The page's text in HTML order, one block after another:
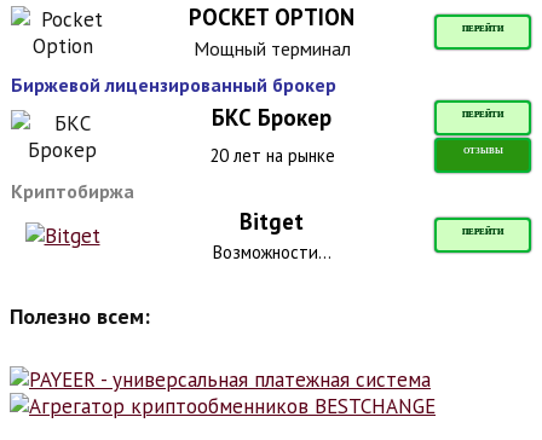
POCKET OPTION ПЕРЕЙТИ
Мощный терминал
Биржевой лицензированный брокер
БКС Брокер ПЕРЕЙТИ
20 лет на рынке ОТЗЫВЫ
Криптобиржа
Bitget ПЕРЕЙТИ
Возможности...
Полезно всем: